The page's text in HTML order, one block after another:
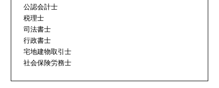
公認会計士
税理士
司法書士
行政書士
宅地建物取引士
社会保険労務士